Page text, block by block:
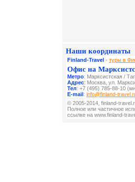
Наши координаты
Finland-Travel - туры в
Офис на
Метро: Марксистская /
Адрес: Москва, ул.
Тел: +7 (495) 785-88-10
E-mail: info@finland-
© 2005-2014, finland-
Полное или частичное
ссылке на www.finland-